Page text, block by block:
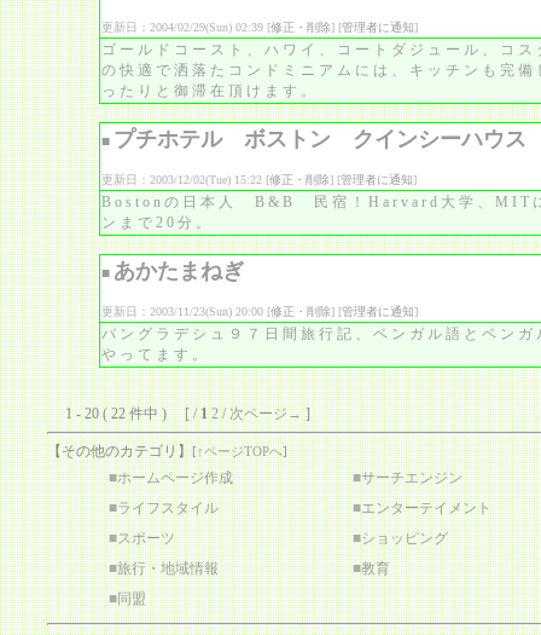
更新日：2004/02/29(Sun) 02:39 [修正・削除] [管理者に通知]
ゴールドコースト、ハワイ、コートダジュール、コ
の快適で洒落たコンドミニアムには、キッチンも完
ったりと御滞在頂けます。
■ プチホテル ボストン クインシーハウス
更新日：2003/12/02(Tue) 15:22 [修正・削除] [管理者に通知]
Bostonの日本人 B&B 民宿！Harvard大学、MIT
ンまで20分。
■ あかたまねぎ
更新日：2003/11/23(Sun) 20:00 [修正・削除] [管理者に通知]
バングラデシュ９７日間旅行記、ベンガル語とベン
やってます。
1 - 20 ( 22 件中 ) [ /1 2/次ページ→]
【その他のカテゴリ】[↑ページTOPへ]
■ホームページ作成 ■サーチエンジン
■ライフスタイル ■エンターテイメント
■スポーツ ■ショッピング
■旅行・地域情報 ■教育
■同盟